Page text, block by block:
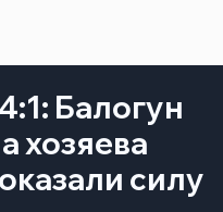
Балогун
хозяева
силу